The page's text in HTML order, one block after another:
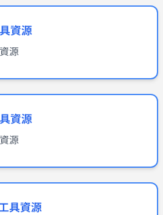
資源
源
資源
源
具資源